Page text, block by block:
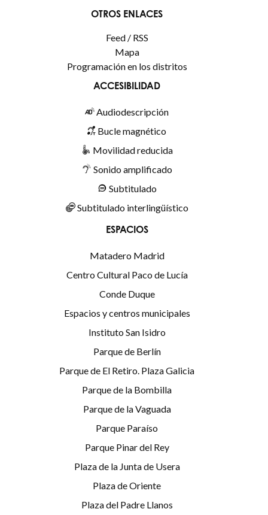
OTROS ENLACES
Feed / RSS
Mapa
Programación en los distritos
ACCESIBILIDAD
Audiodescripción
Bucle magnético
Movilidad reducida
Sonido amplificado
Subtitulado
Subtitulado interlingüístico
ESPACIOS
Matadero Madrid
Centro Cultural Paco de Lucía
Conde Duque
Espacios y centros municipales
Instituto San Isidro
Parque de Berlín
Parque de El Retiro. Plaza Galicia
Parque de la Bombilla
Parque de la Vaguada
Parque Paraíso
Parque Pinar del Rey
Plaza de la Junta de Usera
Plaza de Oriente
Plaza del Padre Llanos